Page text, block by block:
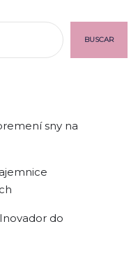
BUSCAR
sny na
do